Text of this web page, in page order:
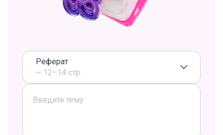
Реферат
~ 12–14 стр.